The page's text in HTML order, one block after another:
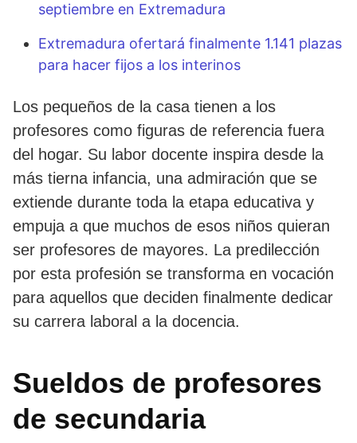
septiembre en Extremadura
Extremadura ofertará finalmente 1.141 plazas
para hacer fijos a los interinos
Los pequeños de la casa tienen a los
profesores como figuras de referencia fuera
del hogar. Su labor docente inspira desde la
más tierna infancia, una admiración que se
extiende durante toda la etapa educativa y
empuja a que muchos de esos niños quieran
ser profesores de mayores. La predilección
por esta profesión se transforma en vocación
para aquellos que deciden finalmente dedicar
su carrera laboral a la docencia.
Sueldos de profesores
de secundaria